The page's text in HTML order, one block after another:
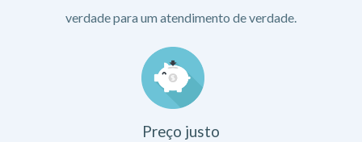
verdade para um atendimento de verdade.
Preço justo